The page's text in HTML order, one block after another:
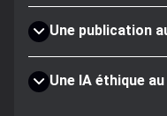
Une publication
Une IA éthique